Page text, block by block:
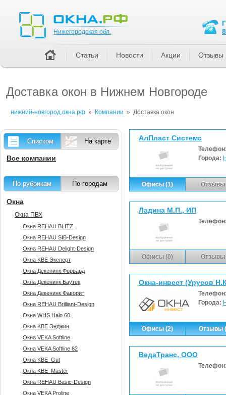
Доставка окон в Нижнем Новгороде
нижний-новгород.окна.рф » Компании » Доставка окон
АлПласт Системс
Города:
Офисы (1) Отзывы
Ладина М.П., ИП
Офисы (0) Отзывы
Окна-инвест (Урусов
Города:
Офисы (2) Отзывы
ВедаТранс, ООО
Списком На карте
Все компании
По рубрикам По городам
Окна
Окна ПВХ
Окна REHAU BLITZ
Окна REHAU SIB-Design
Окна REHAU Delight-Design
Окна KBE Эксперт
Окна Декенинк Форвард
Окна Декенинк Баутек
Окна Декенинк Фаворит
Окна REHAU Brilliant-Design
Окна WHS Halo 60
Окна KBE Энджин
Окна VEKA Softline
Окна VEKA Softline 82
Окна KBE_Gut
Окна KBE_Master
Окна REHAU Basic-Design
Окна VEKA Proline
Нижегородская обл.
Статьи Новости Акции Отзывы